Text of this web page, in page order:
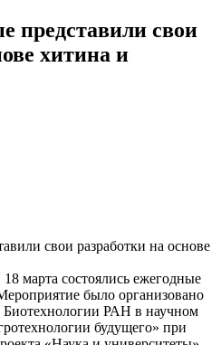
представили свои
хитина и
марта состоялись ежегодные
было организовано
РАН в научном
будущего» при